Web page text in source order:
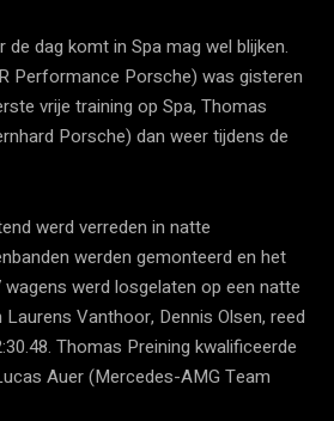
dag komt in Spa mag wel blijken.
Performance Porsche) was gisteren
vrije training op Spa, Thomas
Porsche) dan weer tijdens de
werd verreden in natte
werden gemonteerd en het
werd losgelaten op een natte
Vanthoor, Dennis Olsen, reed
Thomas Preining kwalificeerde
Auer (Mercedes-AMG Team